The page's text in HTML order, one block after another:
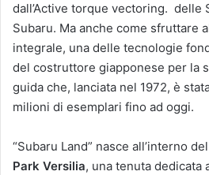
dall’Active torque vectoring. delle
Subaru. Ma anche come sfruttare
integrale, una delle tecnologie
del costruttore giapponese per la
guida che, lanciata nel 1972, è
milioni di esemplari fino ad oggi.
“Subaru Land” nasce all’interno
Park Versilia, una tenuta dedicata